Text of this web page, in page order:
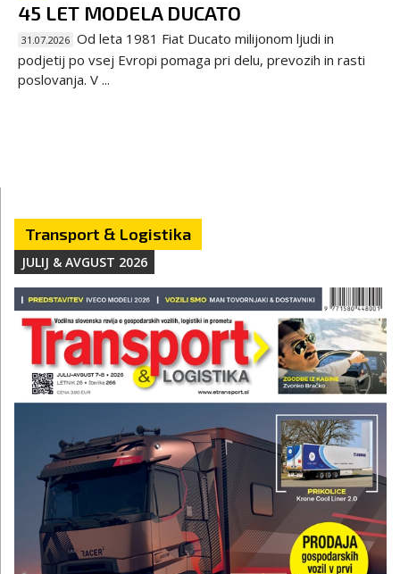
45 LET MODELA DUCATO
31.07.2026 Od leta 1981 Fiat Ducato milijonom ljudi in
podjetij po vsej Evropi pomaga pri delu, prevozih in rasti
poslovanja. V ...
Transport & Logistika
JULIJ & AVGUST 2026